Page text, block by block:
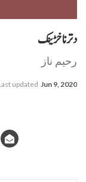
دتر نا خڑینک
رحیم ناز
updated Jun 9, 2020